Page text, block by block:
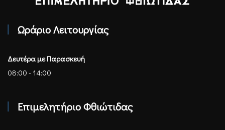
Ωράριο Λειτουργίας
Δευτέρα με Παρασκευή
08:00 - 14:00
Επιμελητήριο Φθιώτιδας